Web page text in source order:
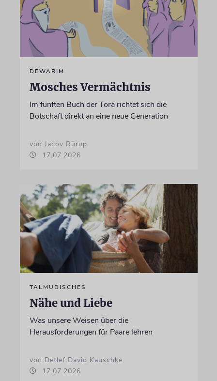
DEWARIM
Mosches Vermächtnis
Im fünften Buch der Tora richtet sich die
Botschaft direkt an eine neue Generation
von Jacov Rürup
17.07.2026
TALMUDISCHES
Nähe und Liebe
Was unsere Weisen über die
Herausforderungen für Paare lehren
von Detlef David Kauschke
17.07.2026